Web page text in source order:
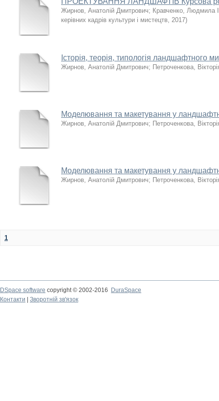
Жирнов, Анатолій Дмитрович; Кравченко, Людмила
керівних кадрів культури і мистецтв, 2017)
Історія, теорія, типологія ландшафтного
Жирнов, Анатолій Дмитрович; Петроченкова,
Моделювання та макетування у
Жирнов, Анатолій Дмитрович; Петроченкова,
Моделювання та макетування у
Жирнов, Анатолій Дмитрович; Петроченкова,
1
DSpace software copyright © 2002-2016
DuraSpace
Контакти
Зворотній зв'язок